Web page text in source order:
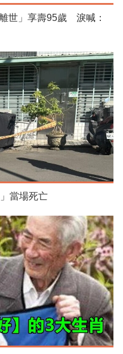
世」享壽95歲 淚喊：
當場死亡